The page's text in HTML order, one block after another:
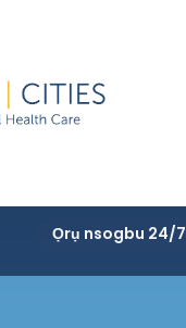
Ọrụ nsogbu 24/7